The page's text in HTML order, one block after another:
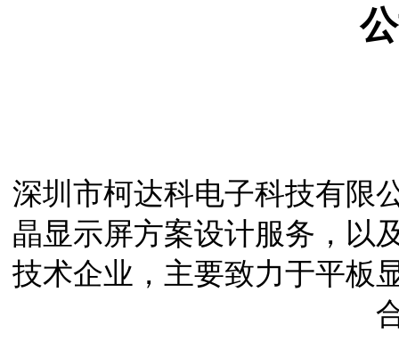
深圳市柯达科电子科技有限
晶显示屏方案设计服务，以
技术企业，主要致力于平板